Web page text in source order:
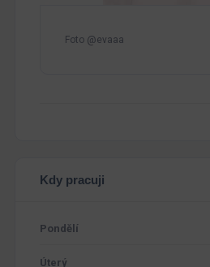
Foto @evaaa
Kdy pracuji
Pondělí
Úterý